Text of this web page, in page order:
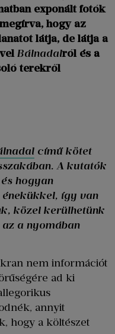
exponált fotók
hogy az
látja, de látja a
Bálnadalról és a
terekről
című kötet
A kutatók
hogyan
így van
közel kerülhetünk
a nyomában
nem információt
ad ki
annyit
hogy a költészet